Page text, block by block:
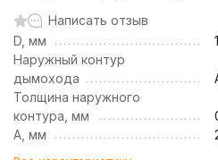
Написать отзыв
D, мм
Наружный контур
дымохода
Толщина наружного
контура, мм
А, мм